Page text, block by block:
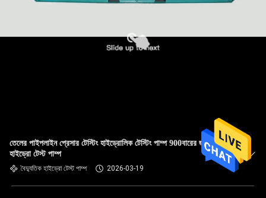
তেলের পাইপলাইন প্রেসার টেস্টিং হাইড্রোলিক টেস্টিং পাম্প 900বারের জন্য
হাইড্রো টেস্ট পাম্প
বৈদ্যুতিক হাইড্রো টেস্ট পাম্প 2026-03-19